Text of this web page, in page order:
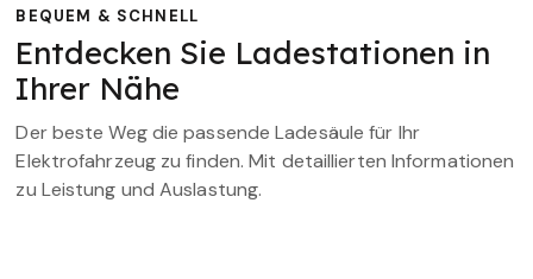
BEQUEM & SCHNELL
Entdecken Sie Ladestationen in
Ihrer Nähe
Der beste Weg die passende Ladesäule für Ihr
Elektrofahrzeug zu finden. Mit detaillierten Informationen
zu Leistung und Auslastung.